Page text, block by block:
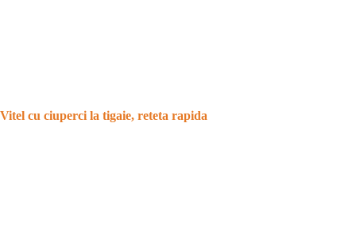
Vitel cu ciuperci la tigaie, reteta rapida